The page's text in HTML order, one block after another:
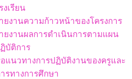
งเรียน
ยงานความก้าวหน้าของโครงการ
ยงานผลการดำเนินการตามแผน
บัติการ
แนวทางการปฏิบัติงานของครูและ
รทางการศึกษา